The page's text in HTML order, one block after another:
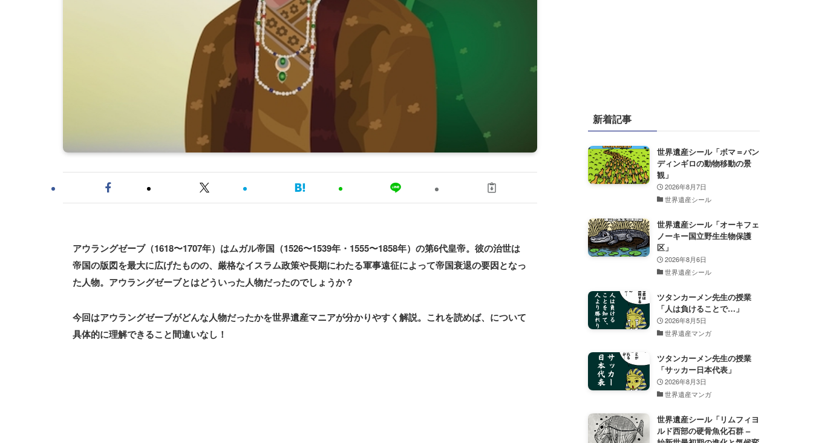
アウラングゼーブ（1618〜1707年）はムガル帝国（1526〜1539年・1555〜1858年）の第6代皇帝。彼の治世は
帝国の版図を最大に広げたものの、厳格なイスラム政策や長期にわたる軍事遠征によって帝国衰退の要因となっ
た人物。アウラングゼーブとはどういった人物だったのでしょうか？
今回はアウラングゼーブがどんな人物だったかを世界遺産マニアが分かりやすく解説。これを読めば、について
具体的に理解できること間違いなし！
新着記事
世界遺産シール「ボマ＝バン
ディンギロの動物移動の景
観」
2026年8月7日
世界遺産シール
世界遺産シール「オーキフェ
ノーキー国立野生生物保護
区」
2026年8月6日
世界遺産シール
ツタンカーメン先生の授業
「人は負けることで…」
2026年8月5日
世界遺産マンガ
ツタンカーメン先生の授業
「サッカー日本代表」
2026年8月3日
世界遺産マンガ
世界遺産シール「リムフィヨ
ルド西部の硬骨魚化石群 –